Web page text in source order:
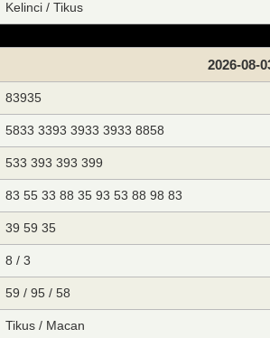
Kelinci / Tikus
2026-08-
83935
5833 3393 3933 3933 8858
533 393 393 399
83 55 33 88 35 93 53 88 98 83
39 59 35
8 / 3
59 / 95 / 58
Tikus / Macan